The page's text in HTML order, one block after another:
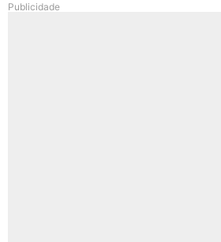
Publicidade